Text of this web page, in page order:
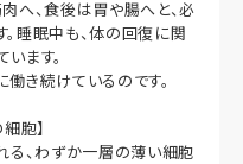
へ、食後は胃や腸へと、必
睡眠中も、体の回復に関
ます。
き続けているのです。
胞】
る、わずか一層の薄い細胞